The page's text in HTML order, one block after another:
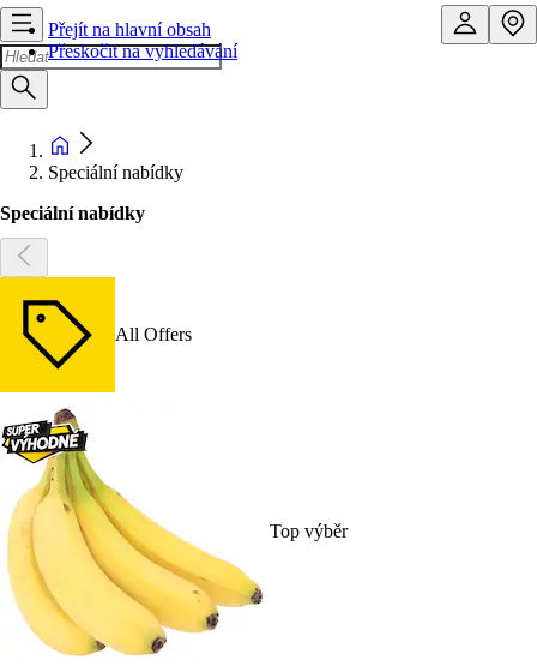
Přejít na hlavní obsah
Přeskočit na vyhledávání
Speciální nabídky
Speciální nabídky
All Offers
Top výběr